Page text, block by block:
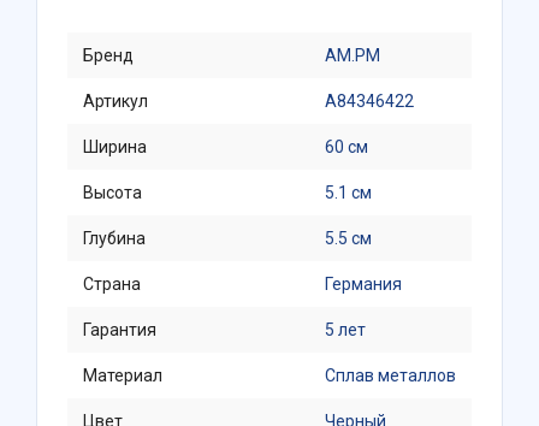
Бренд AM.PM
Артикул A84346422
Ширина 60 см
Высота 5.1 см
Глубина 5.5 см
Страна Германия
Гарантия 5 лет
Материал Сплав металлов
Цвет Черный